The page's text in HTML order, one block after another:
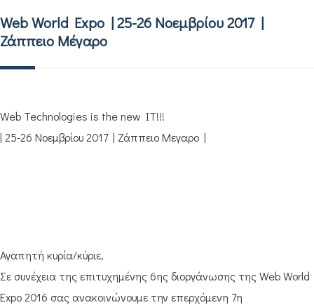
Web World Expo | 25-26 Νοεμβρίου 2017 |
Ζάππειο Μέγαρο
Web Technologies is the new IT!!!
| 25-26 Νοεμβρίου 2017 | Ζάππειο Μεγαρο |
Αγαπητή κυρία/κύριε,
Σε συνέχεια της επιτυχημένης 6ης διοργάνωσης της Web World
Expo 2016 σας ανακοινώνουμε την επερχόμενη 7η